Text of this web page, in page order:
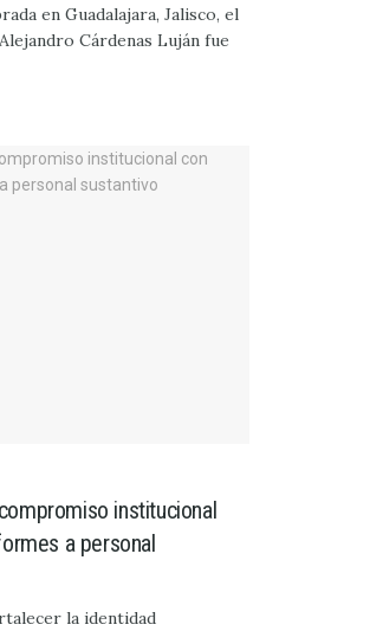
en Guadalajara, Jalisco, el
Cárdenas Luján fue
institucional
a personal
la identidad